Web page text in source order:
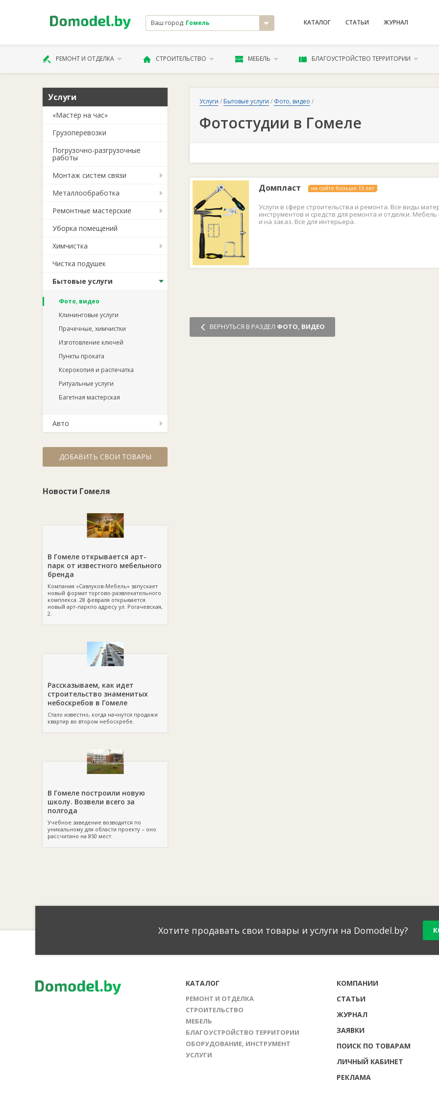
Ваш город: Гомель КАТАЛОГ СТАТЬИ ЖУРНАЛ
РЕМОНТ И ОТДЕЛКА СТРОИТЕЛЬСТВО МЕБЕЛЬ БЛАГОУСТРОЙСТВО ТЕРРИТОРИИ
Услуги
«Мастер на час»
Грузоперевозки
Погрузочно-разгрузочные
работы
Монтаж систем связи
Металлообработка
Ремонтные мастерские
Уборка помещений
Химчистка
Чистка подушек
Бытовые услуги
Фото, видео
Клининговые услуги
Прачечные, химчистки
Изготовление ключей
Пункты проката
Ксерокопия и распечатка
Ритуальные услуги
Багетная мастерская
Авто
ДОБАВИТЬ СВОИ ТОВАРЫ
Новости Гомеля
В Гомеле открывается арт-
парк от известного мебельного
бренда
Компания «Савлуков-Мебель» запускает
новый формат торгово-развлекательного
комплекса. 28 февраля открывается
новый арт-паркпо адресу ул. Рогачевская,
2.
Рассказываем, как идет
строительство знаменитых
небоскребов в Гомеле
Стало известно, когда начнутся продажи
квартир во втором небоскребе.
В Гомеле построили новую
школу. Возвели всего за
полгода
Учебное заведение возводится по
уникальному для области проекту – оно
рассчитано на 850 мест.
Услуги / Бытовые услуги / Фото, видео /
Фотостудии в Гомеле
Домпласт на сайте больше 13 лет
Услуги в сфере строительства и ремонта. Все виды
инструментов и средств для ремонта и отделки. Мебель
и на заказ. Все для интерьера.
ВЕРНУТЬСЯ В РАЗДЕЛ ФОТО, ВИДЕО
Хотите продавать свои товары и услуги на Domodel.by?
КАТАЛОГ
РЕМОНТ И ОТДЕЛКА
СТРОИТЕЛЬСТВО
МЕБЕЛЬ
БЛАГОУСТРОЙСТВО ТЕРРИТОРИИ
ОБОРУДОВАНИЕ, ИНСТРУМЕНТ
УСЛУГИ
КОМПАНИИ
СТАТЬИ
ЖУРНАЛ
ЗАЯВКИ
ПОИСК ПО ТОВАРАМ
ЛИЧНЫЙ КАБИНЕТ
РЕКЛАМА